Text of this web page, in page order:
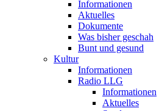
Informationen
Aktuelles
Dokumente
Was bisher geschah
Bunt und gesund
Kultur
Informationen
Radio LLG
Informationen
Aktuelles